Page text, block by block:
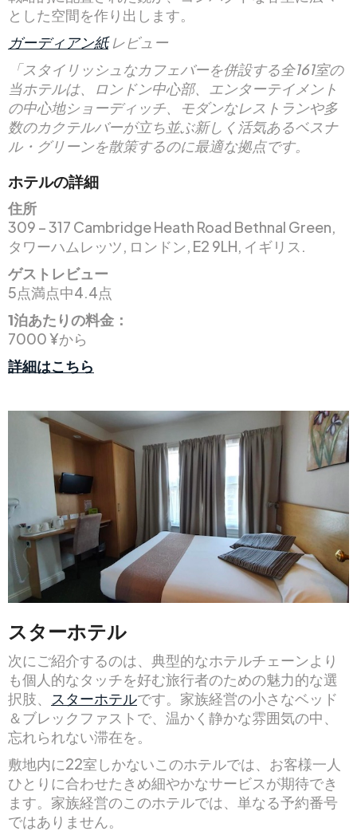
とした空間を作り出します。
ガーディアン紙 レビュー
「スタイリッシュなカフェバーを併設する全161室の
当ホテルは、ロンドン中心部、エンターテイメント
の中心地ショーディッチ、モダンなレストランや多
数のカクテルバーが立ち並ぶ新しく活気あるベスナ
ル・グリーンを散策するのに最適な拠点です。
ホテルの詳細
住所
309 – 317 Cambridge Heath Road Bethnal Green,
タワーハムレッツ, ロンドン, E2 9LH, イギリス.
ゲストレビュー
5点満点中4.4点
1泊あたりの料金：
7000 ¥から
詳細はこちら
スターホテル
次にご紹介するのは、典型的なホテルチェーンより
も個人的なタッチを好む旅行者のための魅力的な選
択肢、
スターホテルです。家族経営の小さなベッド
＆ブレックファストで、温かく静かな雰囲気の中、
忘れられない滞在を。
敷地内に22室しかないこのホテルでは、お客様一人
ひとりに合わせたきめ細やかなサービスが期待でき
ます。家族経営のこのホテルでは、単なる予約番号
ではありません。